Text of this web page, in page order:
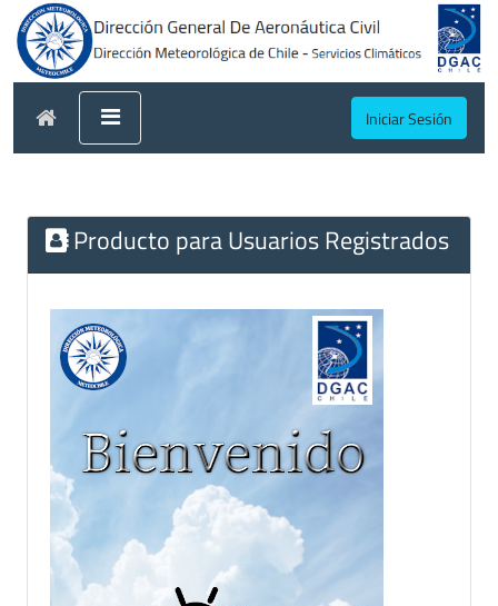
Iniciar Sesión
Producto para Usuarios Registrados